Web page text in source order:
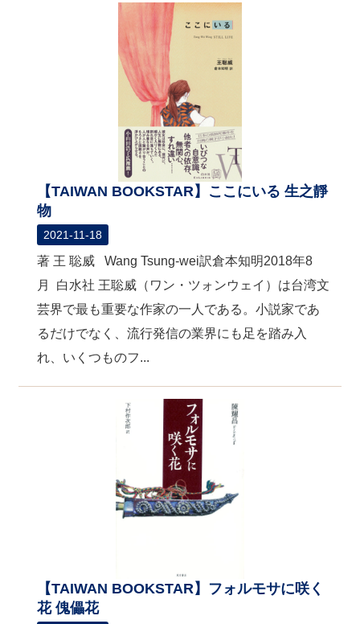
【TAIWAN BOOKSTAR】ここにいる 生之靜
物
2021-11-18
著 王 聡威 Wang Tsung-wei訳倉本知明2018年8
月 白水社 王聡威（ワン・ツォンウェイ）は台湾文
芸界で最も重要な作家の一人である。小説家であ
るだけでなく、流行発信の業界にも足を踏み入
れ、いくつものフ...
【TAIWAN BOOKSTAR】フォルモサに咲く
花 傀儡花